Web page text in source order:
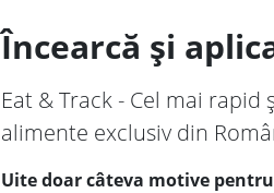
Încearcă și
Eat & Track - Cel mai
alimente exclusiv din
Uite doar câteva motive